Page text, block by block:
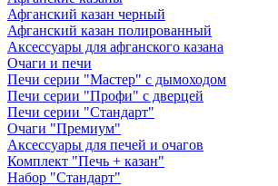
Афганский казан черный
Афганский казан полированный
Аксессуары для афганского казана
Очаги и печи
Печи серии "Мастер" с дымоходом
Печи серии "Профи" с дверцей
Печи серии "Стандарт"
Очаги "Премиум"
Аксессуары для печей и очагов
Комплект "Печь + казан"
Набор "Стандарт"